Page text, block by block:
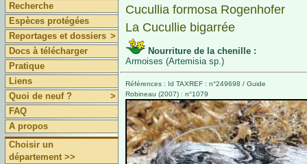
Recherche
Espèces protégées
Reportages et dossiers >
Docs à télécharger
Pratique
Liens
Quoi de neuf ?
>
FAQ
A propos
Choisir un
département >>
Cucullia formosa Rogenhofer
La Cucullie bigarrée
Nourriture de la chenille :
Armoises (Artemisia sp.)
Références : Id TAXREF : n°249698 / Guide
Robineau (2007) : n°1079